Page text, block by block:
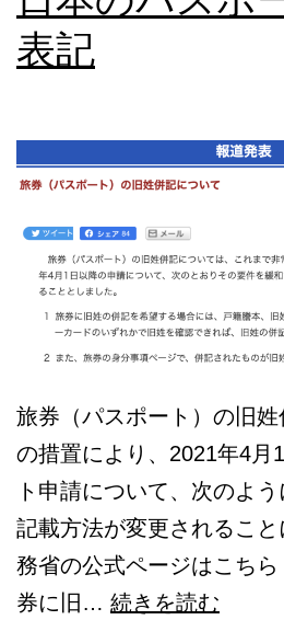
ポ
ー
支
い
Payment
表記
旅券（パスポート）の旧
の措置により、2021年4月
ト申請について、次のよ
記載方法が変更されるこ
務省の公式ページはこち
券に旧… 続きを読む